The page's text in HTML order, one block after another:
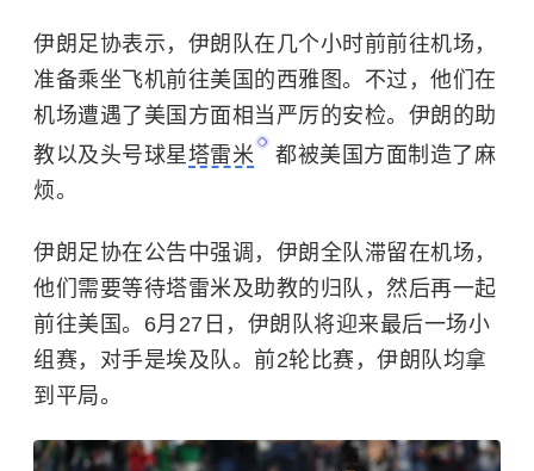
伊朗足协表示，伊朗队在几个小时前前往机场，
准备乘坐飞机前往美国的西雅图。不过，他们在
机场遭遇了美国方面相当严厉的安检。伊朗的助
教以及头号球星塔雷米
都被美国方面制造了麻
烦。
伊朗足协在公告中强调，伊朗全队滞留在机场，
他们需要等待塔雷米及助教的归队，然后再一起
前往美国。6月27日，伊朗队将迎来最后一场小
组赛，对手是埃及队。前2轮比赛，伊朗队均拿
到平局。